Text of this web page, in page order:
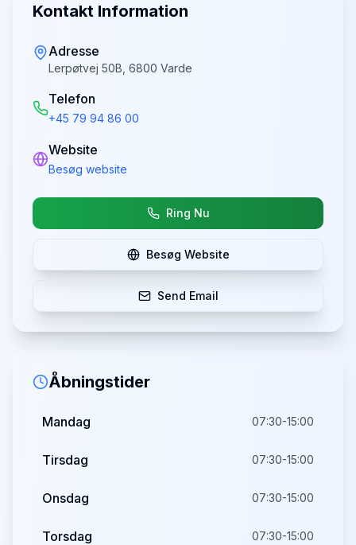
Kontakt Information
Adresse
Lerpøtvej 50B, 6800 Varde
Telefon
+45 79 94 86 00
Website
Besøg website
Ring Nu
Besøg Website
Send Email
Åbningstider
Mandag 07:30-15:00
Tirsdag 07:30-15:00
Onsdag 07:30-15:00
Torsdag 07:30-15:00